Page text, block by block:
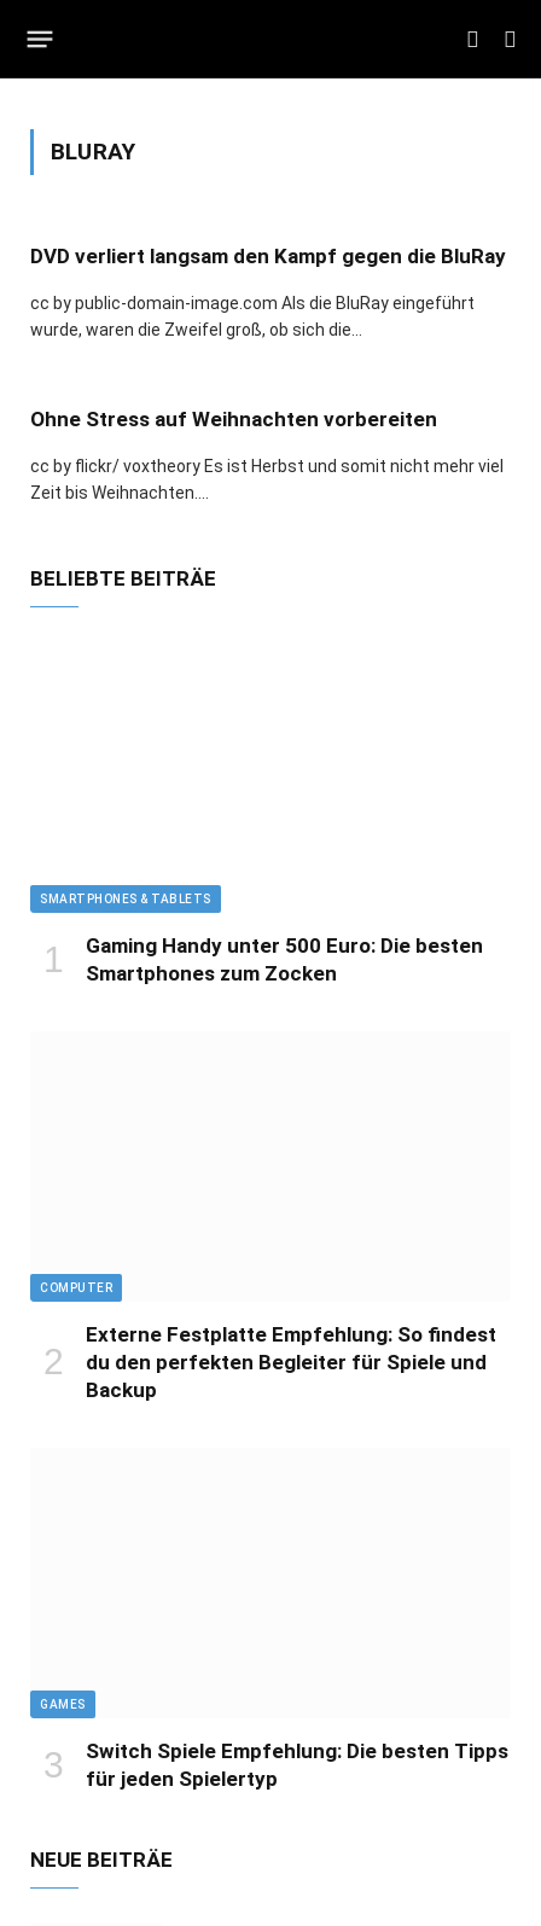
BLURAY
DVD verliert langsam den Kampf gegen die BluRay
cc by public-domain-image.com Als die BluRay eingeführt
wurde, waren die Zweifel groß, ob sich die…
Ohne Stress auf Weihnachten vorbereiten
cc by flickr/ voxtheory Es ist Herbst und somit nicht mehr viel
Zeit bis Weihnachten.…
BELIEBTE BEITRÄE
SMARTPHONES & TABLETS
Gaming Handy unter 500 Euro: Die besten
Smartphones zum Zocken
COMPUTER
Externe Festplatte Empfehlung: So findest
du den perfekten Begleiter für Spiele und
Backup
GAMES
Switch Spiele Empfehlung: Die besten Tipps
für jeden Spielertyp
NEUE BEITRÄE